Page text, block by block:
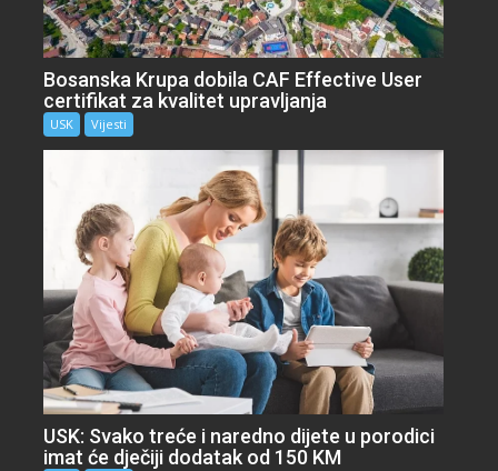
Bosanska Krupa dobila CAF Effective User
certifikat za kvalitet upravljanja
USK Vijesti
USK: Svako treće i naredno dijete u porodici
imat će dječiji dodatak od 150 KM